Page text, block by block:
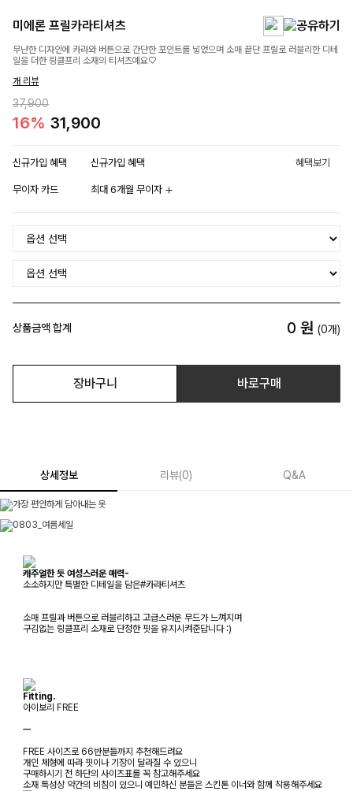
미에론 프릴카라티셔츠
무난한 디자인에 카라와 버튼으로 간단한 포인트를 넣었으며 소매 끝단 프릴로 러블리한 디테
일을 더한 링클프리 소재의 티셔츠예요♡
개 리뷰
37,900
16% 31,900
신규가입 혜택 신규가입 혜택 혜택보기
무이자 카드 최대 6개월 무이자
상품금액 합계 0 원 (0개)
장바구니 바로구매
상세정보 리뷰(0) Q&A
캐주얼한 듯 여성스러운 매력-
소소하지만 특별한 디테일을 담은#카라티셔츠
소매 프릴과 버튼으로 러블리하고 고급스러운 무드가 느껴지며
구김없는 링클프리 소재로 단정한 핏을 유지시켜준답니다 :)
Fitting.
아이보리 FREE
ㅡ
FREE 사이즈로 66반분들까지 추천해드려요
개인 체형에 따라 핏이나 기장이 달라질 수 있으니
구매하시기 전 하단의 사이즈표를 꼭 참고해주세요
소재 특성상 약간의 비침이 있으니 예민하신 분들은 스킨톤 이너와 함께 착용해주세요